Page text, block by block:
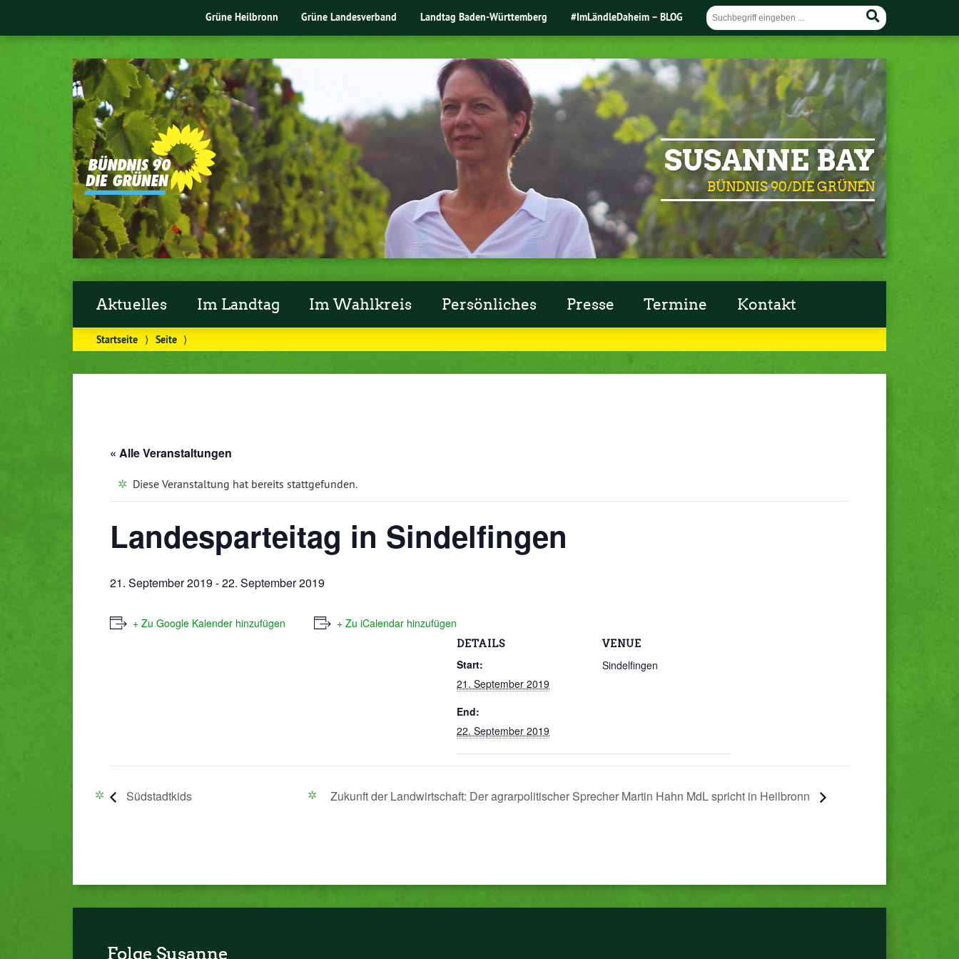
Grüne Heilbronn Grüne Landesverband Landtag Baden-Württemberg #ImLändleDaheim – BLOG
SUSANNE BAY
BÜNDNIS 90/DIE GRÜNEN
Aktuelles Im Landtag Im Wahlkreis Persönliches Presse Termine Kontakt
Startseite ⟩ Seite ⟩
« Alle Veranstaltungen
Diese Veranstaltung hat bereits stattgefunden.
Landesparteitag in Sindelfingen
21. September 2019 -22. September 2019
+ Zu Google Kalender hinzufügen + Zu iCalendar hinzufügen
DETAILS
Start:
21. September 2019
End:
22. September 2019
VENUE
Sindelfingen
Südstadtkids Zukunft der Landwirtschaft: Der agrarpolitischer Sprecher Martin Hahn MdL spricht in Heilbronn
Folge Susanne